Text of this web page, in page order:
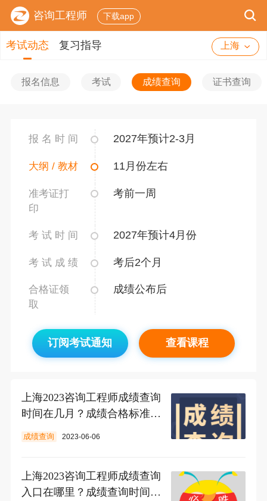
咨询工程师 下载app
考试动态 复习指导 上海
报名信息 考试 成绩查询 证书查询
报 名 时 间 2027年预计2-3月
大纲 / 教材 11月份左右
准考证打
印
考前一周
考 试 时 间 2027年预计4月份
考 试 成 绩 考后2个月
合格证领
取
成绩公布后
订阅考试通知 查看课程
上海2023咨询工程师成绩查询
时间在几月？成绩合格标准是
什么？
成绩查询 2023-06-06
上海2023咨询工程师成绩查询
入口在哪里？成绩查询时间在